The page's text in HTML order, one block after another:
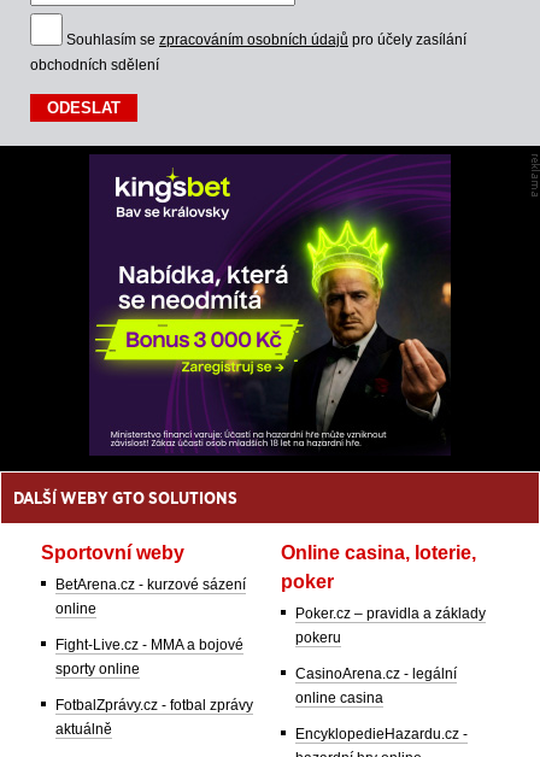
Souhlasím se zpracováním osobních údajů pro účely zasílání
obchodních sdělení
DALŠÍ WEBY GTO SOLUTIONS
Sportovní weby
BetArena.cz - kurzové sázení
online
Fight-Live.cz - MMA a bojové
sporty online
FotbalZprávy.cz - fotbal zprávy
aktuálně
Online casina, loterie,
poker
Poker.cz – pravidla a základy
pokeru
CasinoArena.cz - legální
online casina
EncyklopedieHazardu.cz -